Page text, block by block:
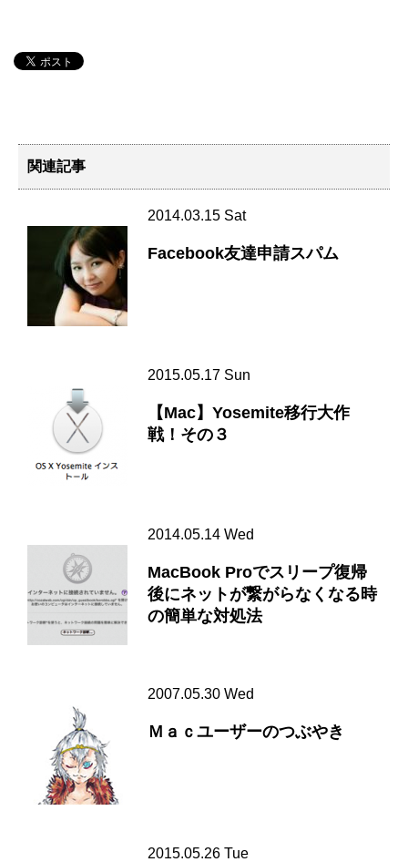
関連記事
2014.03.15 Sat
Facebook友達申請スパム
2015.05.17 Sun
【Mac】Yosemite移行大作
戦！その３
2014.05.14 Wed
MacBook Proでスリープ復帰
後にネットが繋がらなくなる時
の簡単な対処法
2007.05.30 Wed
Ｍａｃユーザーのつぶやき
2015.05.26 Tue